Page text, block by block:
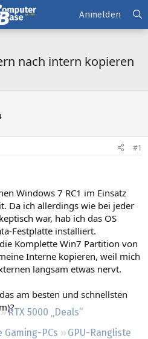
RTX 5000 „Deals“
Gaming-PCs
GPU-Rangliste
Anmelden
nach intern kopieren
#1
Windows 7 RC1 im Einsatz
Da ich allerdings wie bei jeder
war, hab ich das OS
Festplatte installiert.
Komplette Win7 Partition von
Interne kopieren, weil mich
langsam etwas nervt.
am besten und schnellsten